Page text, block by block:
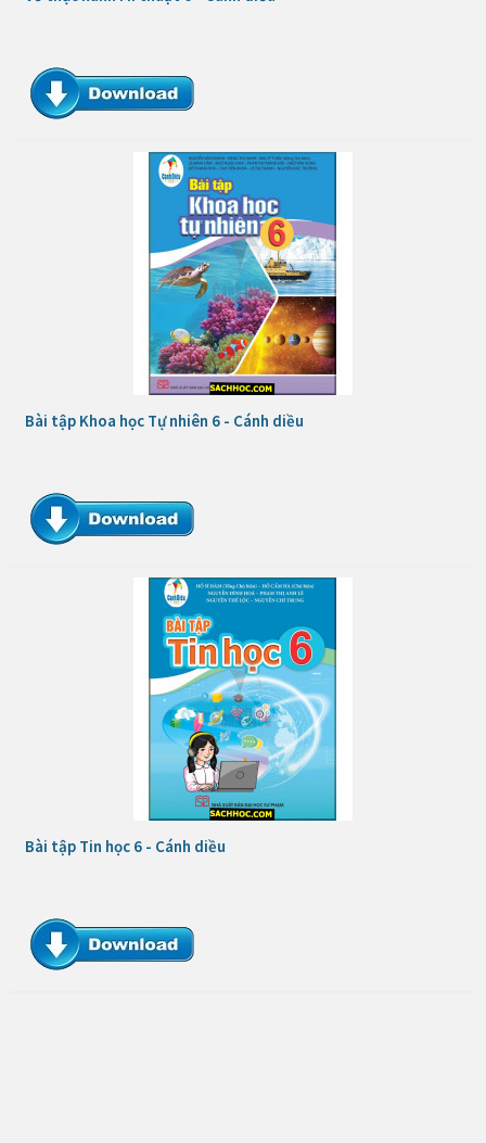
Bài tập Khoa học Tự nhiên 6 - Cánh diều
Bài tập Tin học 6 - Cánh diều